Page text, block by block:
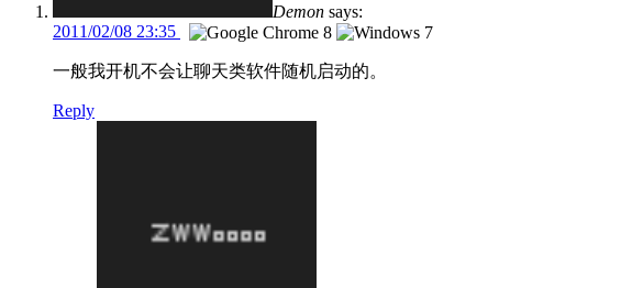
Demon says:
2011/02/08 23:35
一般我开机不会让聊天类软件随机启动的。
Reply